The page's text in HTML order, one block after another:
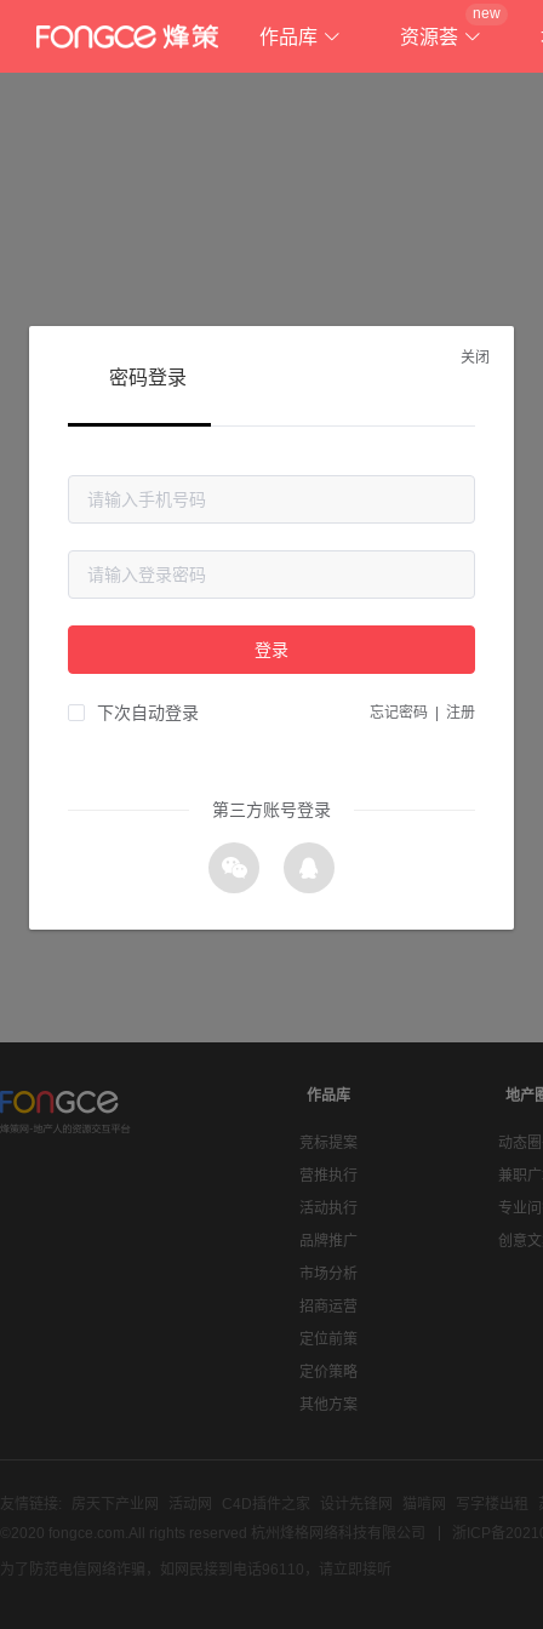
作品库 资源荟
new
抱歉!
请检查您输入的网址是否正确，或点击下面的按钮返回首页。
作品库
竞标提案
营推执行
活动执行
品牌推广
市场分析
招商运营
定位前策
定价策略
其他方案
地产
动态
兼职
专业
创意
友情链接: 房天下产业网 活动网 C4D插件之家 设计先锋网 猫啃网 写字楼出租
©2020 fongce.com.All rights reserved 杭州烽格网络科技有限公司
浙ICP备
为了防范电信网络诈骗，如网民接到电话96110，请立即接听
关闭
密码登录
登录
下次自动登录 忘记密码 注册
第三方账号登录